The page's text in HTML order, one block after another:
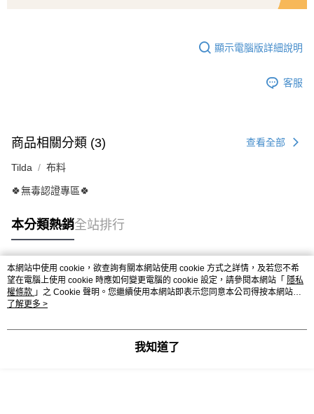
顯示電腦版詳細說明
客服
商品相關分類 (3) 查看全部
Tilda 布料
🍀無毒認證專區🍀
本分類熱銷全站排行
熱門標籤
本網站中使用 cookie，欲查詢有關本網站使用 cookie 方式之詳情，及若您不希
望在電腦上使用 cookie 時應如何變更電腦的 cookie 設定，請參閱本網站「 隱私
權條款 」之 Cookie 聲明。您繼續使用本網站即表示您同意本公司得按本網站使
用條款之 Cookie 聲明使用 cookie。
了解更多 >
我知道了